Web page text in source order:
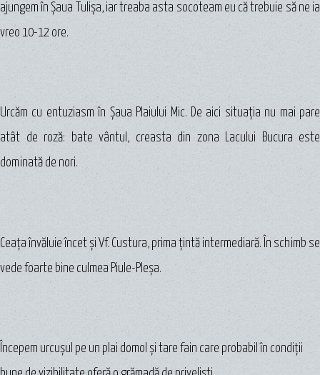
ajungem în Şaua Tulișa, iar treaba asta socoteam eu că trebuie să ne ia
vreo 10-12 ore.
Urcăm cu entuziasm în Şaua Plaiului Mic. De aici situaţia nu mai pare
atât de roză: bate vântul, creasta din zona Lacului Bucura este
dominată de nori.
Ceața învăluie încet şi Vf. Custura, prima ţintă intermediară. În schimb se
vede foarte bine culmea Piule-Pleșa.
Începem urcuşul pe un plai domol şi tare fain care probabil în condiţii